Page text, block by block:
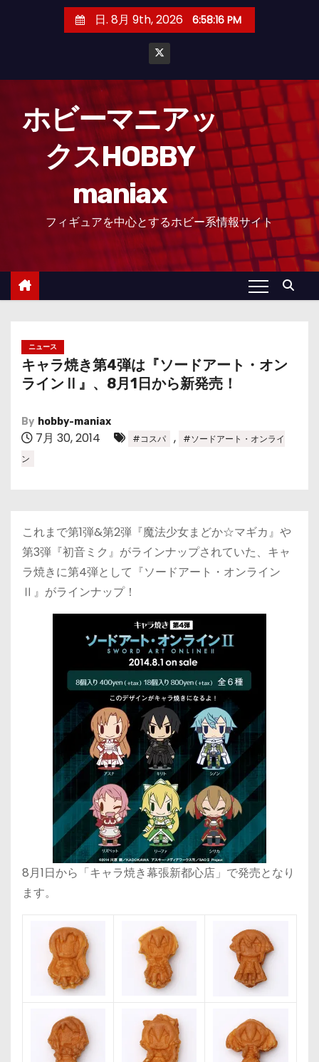
日. 8月 9th, 2026 6:58:17 PM
ホビーマニアッ
クスHOBBY
maniax
フィギュアを中心とするホビー系情報サイト
ニュース
キャラ焼き第4弾は『ソードアート・オン
ラインⅡ』、8月1日から新発売！
By hobby-maniax
7月 30, 2014 #コスパ ,
#ソードアート・オンライ
ン
これまで第1弾&第2弾『魔法少女まどか☆マギカ』や
第3弾『初音ミク』がラインナップされていた、キャ
ラ焼きに第4弾として『ソードアート・オンライン
Ⅱ』がラインナップ！
8月1日から「キャラ焼き幕張新都心店」で発売となり
ます。